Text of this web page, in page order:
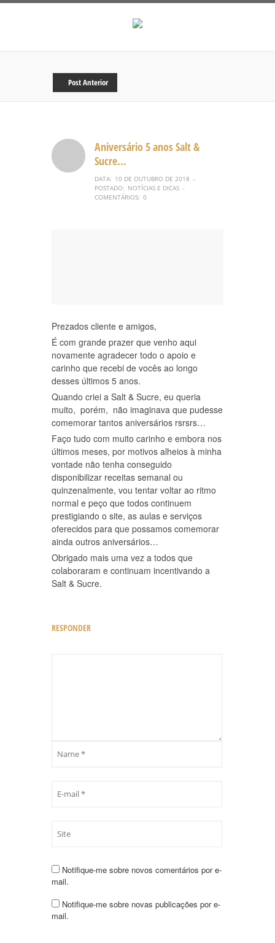
Post Anterior
Aniversário 5 anos Salt &
Sucre…
DATA: 10 DE OUTUBRO DE 2018 –
POSTADO: NOTÍCIAS E DICAS –
COMENTÁRIOS: 0
Prezados cliente e amigos,
É com grande prazer que venho aqui
novamente agradecer todo o apoio e
carinho que recebi de vocês ao longo
desses últimos 5 anos.
Quando criei a Salt & Sucre, eu queria
muito, porém, não imaginava que pudesse
comemorar tantos aniversários rsrsrs…
Faço tudo com muito carinho e embora nos
últimos meses, por motivos alheios à minha
vontade não tenha conseguido
disponibilizar receitas semanal ou
quinzenalmente, vou tentar voltar ao ritmo
normal e peço que todos continuem
prestigiando o site, as aulas e serviços
oferecidos para que possamos comemorar
ainda outros aniversários…
Obrigado mais uma vez a todos que
colaboraram e continuam incentivando a
Salt & Sucre.
RESPONDER
Notifique-me sobre novos comentários por e-
mail.
Notifique-me sobre novas publicações por e-
mail.